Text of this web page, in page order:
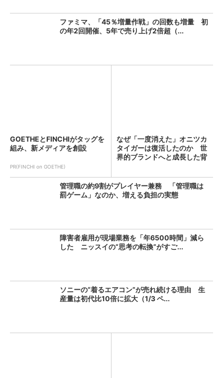
ファミマ、「45％増量作戦」の回数も増量 初
の年2回開催、5年で売り上げ2倍超（...
GOETHEとFINCHIがタッグを
組み、新メディアを創設
PR(FINCHI on GOETHE)
なぜ「一度消えた」オニツカ
タイガーは復活したのか 世
界的ブランドへと成長した背
管理職の約9割がプレイヤー兼務 「管理職は
罰ゲーム」なのか、増える負担の実態
障害者雇用が現場業務を「年6500時間」減ら
した ニッスイの“思考の転換”がすご...
ソニーの“着るエアコン”が売れ続ける理由 生
産量は初代比10倍に拡大（1/3 ペ...